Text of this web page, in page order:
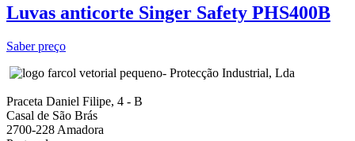
Luvas anticorte Singer Safety PHS400B
Saber preço
- Protecção Industrial, Lda
Praceta Daniel Filipe, 4 - B
Casal de São Brás
2700-228 Amadora